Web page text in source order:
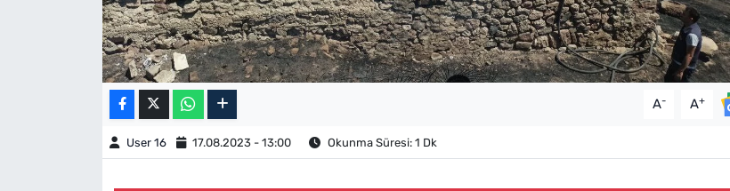
A- A+
User 16 17.08.2023 - 13:00 Okunma Süresi: 1 Dk